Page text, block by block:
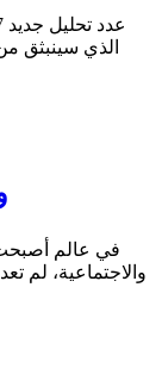
الذي سينبثق
في عالم
والاجتماعية، لم